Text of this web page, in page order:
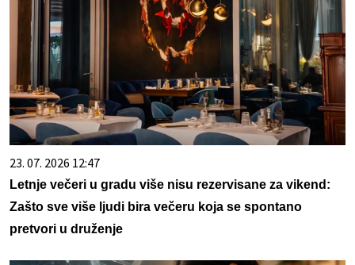
23. 07. 2026 12:47
Letnje večeri u gradu više nisu rezervisane za vikend:
Zašto sve više ljudi bira večeru koja se spontano
pretvori u druženje